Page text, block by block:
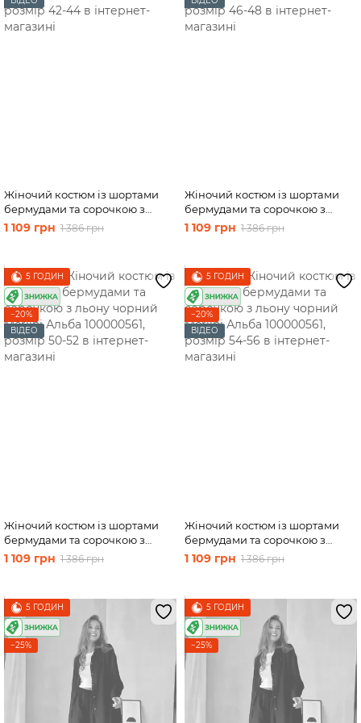
Жіночий костюм із шортами
бермудами та сорочкою з
льону чорний Merlini Альба
100000561, розмір 42-44
1 109 грн 1 386 грн
Жіночий костюм із шортами
бермудами та сорочкою з
льону чорний Merlini Альба
100000561, розмір 46-48
1 109 грн 1 386 грн
5 ГОДИН
−20%
ВІДЕО
Жіночий костюм із шортами
бермудами та сорочкою з
льону чорний Merlini Альба
100000561, розмір 50-52
1 109 грн 1 386 грн
5 ГОДИН
−20%
ВІДЕО
Жіночий костюм із шортами
бермудами та сорочкою з
льону чорний Merlini Альба
100000561, розмір 54-56
1 109 грн 1 386 грн
5 ГОДИН
−25%
5 ГОДИН
−25%